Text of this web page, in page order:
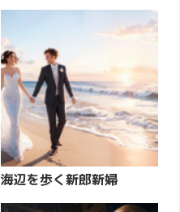
海辺を歩く新郎新婦